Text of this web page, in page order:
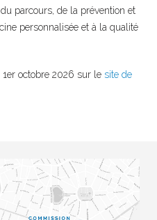
parcours, de la prévention et
personnalisée et à la qualité
1er octobre 2026 sur le site de